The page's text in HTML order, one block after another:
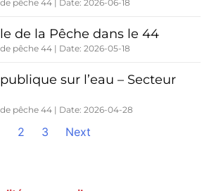
pêche 44 Date: 2026-06-18
de la Pêche dans le 44
pêche 44 Date: 2026-05-18
sur l’eau – Secteur
pêche 44 Date: 2026-04-28
2 3 Next